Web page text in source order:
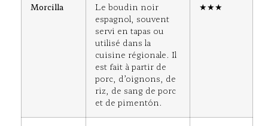
Morcilla
Le boudin noir
espagnol, souvent
servi en tapas ou
utilisé dans la
cuisine régionale. Il
est fait à partir de
porc, d’oignons, de
riz, de sang de porc
et de pimentón.
★★★